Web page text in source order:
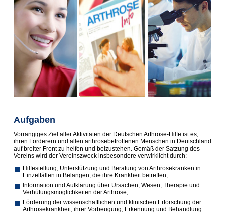
Aufgaben
Vorrangiges Ziel aller Aktivitäten der Deutschen Arthrose-Hilfe ist es,
ihren Förderern und allen arthrosebetroffenen Menschen in Deutschland
auf breiter Front zu helfen und beizustehen. Gemäß der Satzung des
Vereins wird der Vereinszweck insbesondere verwirklicht durch:
Hilfestellung, Unterstützung und Beratung von Arthrosekranken in
Einzelfällen in Belangen, die ihre Krankheit betreffen;
Information und Aufklärung über Ursachen, Wesen, Therapie und
Verhütungsmöglichkeiten der Arthrose;
Förderung der wissenschaftlichen und klinischen Erforschung der
Arthrosekrankheit, ihrer Vorbeugung, Erkennung und Behandlung.